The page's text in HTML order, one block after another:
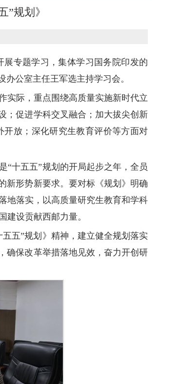
”规划》
专题学习，集体学习国务院印发的
办公室主任王军选主持学习会。
实际，重点围绕高质量实施新时代立
；促进学科交叉融合；加大拔尖创新
放；深化研究生教育评价等方面对
“十五五”规划的开局起步之年，全员
新形势新要求。要对标《规划》明确
地落实，以高质量研究生教育和学科
建设贡献西邮力量。
五”规划》精神，建立健全规划落实
确保改革举措落地见效，奋力开创研